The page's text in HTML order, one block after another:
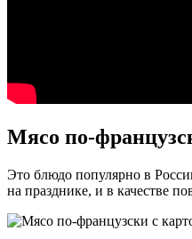
Мясо по-
Это блюдо популярно в
на празднике, и в качестве